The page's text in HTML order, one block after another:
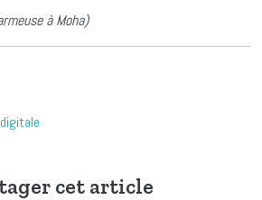
à Moha)
cet article